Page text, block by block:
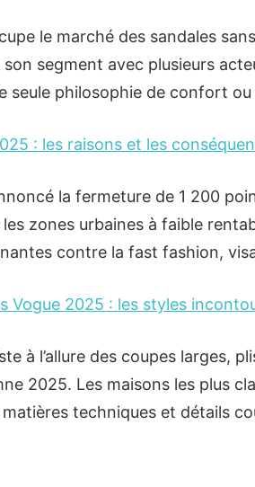
le marché des sandales
segment avec plusieurs
seule philosophie de confort
: les raisons et les
la fermeture de 1 200
zones urbaines à faible
contre la fast fashion,
Vogue 2025 : les styles
à l’allure des coupes larges,
2025. Les maisons les plus
techniques et détails